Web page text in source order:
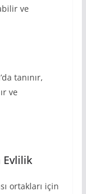
ve
tanınır,
ve
Evlilik
ortakları için